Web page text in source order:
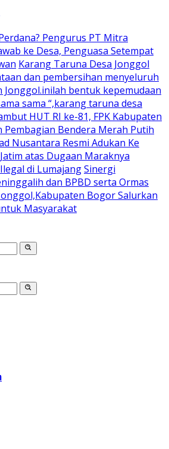
Pengurus PT Mitra
ke Desa, Penguasa Setempat
Karang Taruna Desa Jonggol
dan pembersihan menyeluruh
Jonggol.inilah bentuk kepemudaan
sama “,karang taruna desa
HUT RI ke-81, FPK Kabupaten
Pembagian Bendera Merah Putih
Nusantara Resmi Adukan Ke
atas Dugaan Maraknya
di LumajangSinergi
dan BPBD serta Ormas
Bogor Salurkan
Masyarakat